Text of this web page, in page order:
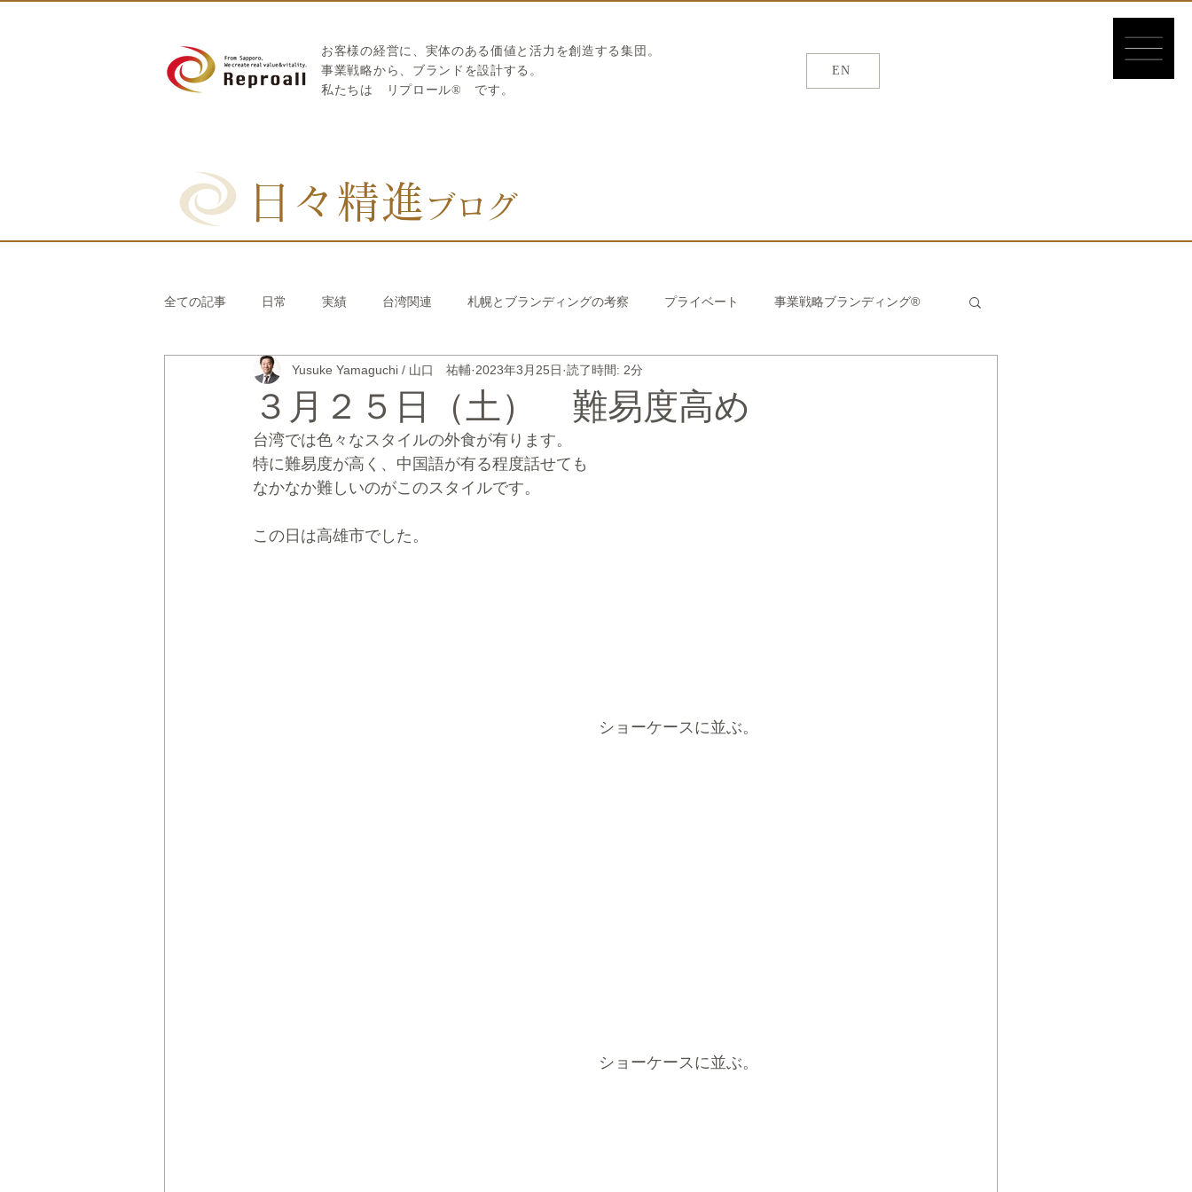
お客様の経営に、実体のある価値と活力を創造する集団。
​事業戦略から、ブランドを設計する。
私たちは
リプロール® です。
EN 繁体/簡体
日々精進 ブログ
全ての記事 日常 実績 台湾関連 札幌とブランディングの考察 プライベート 事業戦略ブランディング®
リブランディング® さとうきび繊維のストロー 中国香港関連 韓国関連
CRMブランディング® デジタルマーケティングブランディング®
３月２５日（土） 難易度高め
Yusuke Yamaguchi / 山口 祐輔 2023年3月25日 読了時間: 2分
台湾では色々なスタイルの外食が有ります。
特に難易度が高く、中国語が有る程度話せても
なかなか難しいのがこのスタイルです。
この日は高雄市でした。
ショーケースに並ぶ。
ショーケースに並ぶ。